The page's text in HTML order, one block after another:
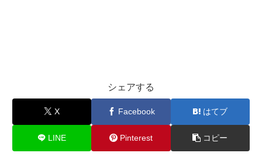
シェアする
X Facebook はてブ
LINE Pinterest コピー